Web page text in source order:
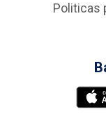
Politicas